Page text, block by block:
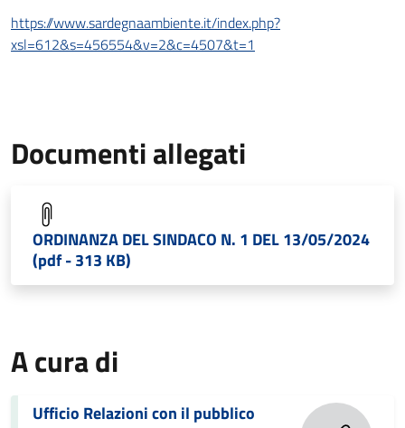
https://www.sardegnaambiente.it/index.php?
xsl=612&s=456554&v=2&c=4507&t=1
Documenti allegati
ORDINANZA DEL SINDACO N. 1 DEL 13/05/2024
(pdf - 313 KB)
A cura di
Ufficio Relazioni con il pubblico